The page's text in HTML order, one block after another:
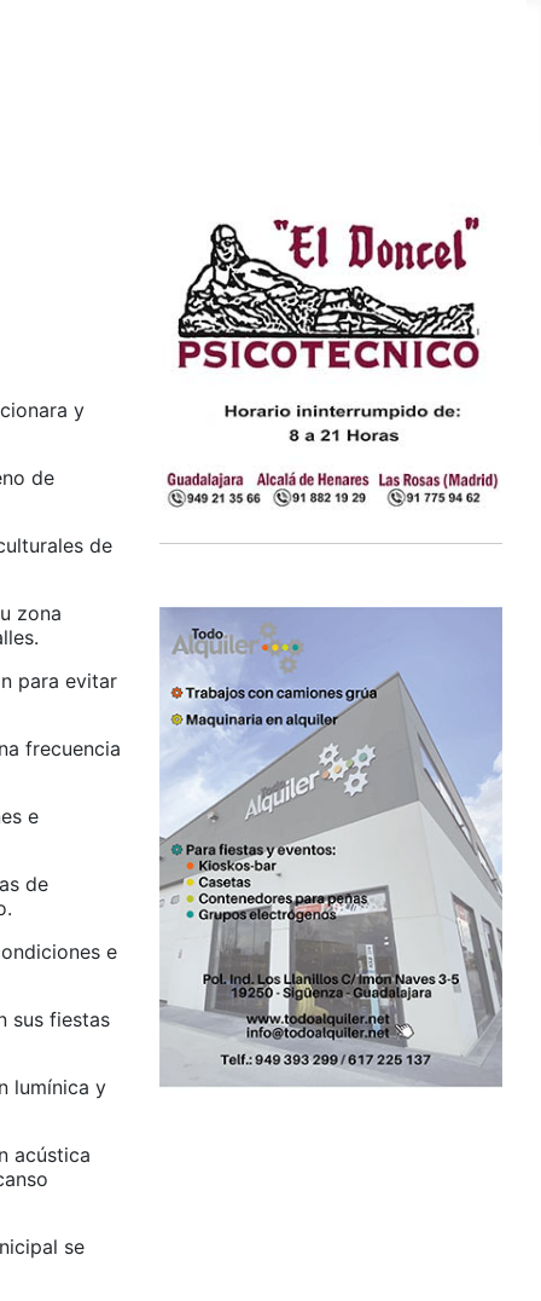
y
de
de
zona
para evitar
frecuencia
e
de
e
sus fiestas
lumínica y
acústica
se